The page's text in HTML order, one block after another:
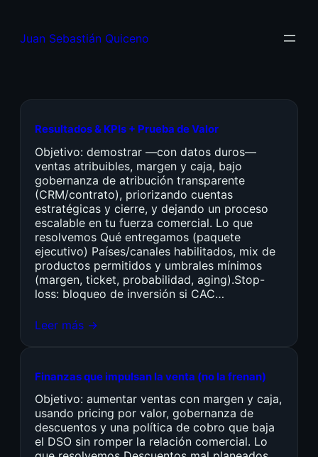
Juan Sebastián Quiceno
Resultados & KPIs + Prueba de Valor
Objetivo: demostrar —con datos duros—
ventas atribuibles, margen y caja, bajo
gobernanza de atribución transparente
(CRM/contrato), priorizando cuentas
estratégicas y cierre, y dejando un proceso
escalable en tu fuerza comercial. Lo que
resolvemos Qué entregamos (paquete
ejecutivo) Países/canales habilitados, mix de
productos permitidos y umbrales mínimos
(margen, ticket, probabilidad, aging).Stop-
loss: bloqueo de inversión si CAC…
Leer más →
Finanzas que impulsan la venta (no la frenan)
Objetivo: aumentar ventas con margen y caja,
usando pricing por valor, gobernanza de
descuentos y una política de cobro que baja
el DSO sin romper la relación comercial. Lo